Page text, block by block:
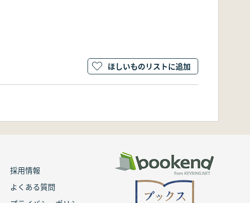
ほしいものリストに追加
採用情報
よくある質問